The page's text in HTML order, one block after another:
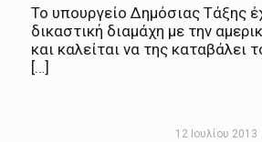
Το υπουργείο Δημόσιας Τάξης
δικαστική διαμάχη με την
και καλείται να της καταβάλει
[…]
12 Ιουλίου 2013